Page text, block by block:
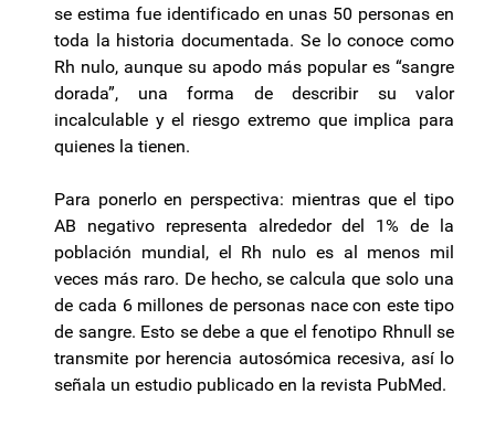
se estima fue identificado en unas 50 personas en
toda la historia documentada. Se lo conoce como
Rh nulo, aunque su apodo más popular es “sangre
dorada”, una forma de describir su valor
incalculable y el riesgo extremo que implica para
quienes la tienen.
Para ponerlo en perspectiva: mientras que el tipo
AB negativo representa alrededor del 1% de la
población mundial, el Rh nulo es al menos mil
veces más raro. De hecho, se calcula que solo una
de cada 6 millones de personas nace con este tipo
de sangre. Esto se debe a que el fenotipo Rhnull se
transmite por herencia autosómica recesiva, así lo
señala un estudio publicado en la revista PubMed.